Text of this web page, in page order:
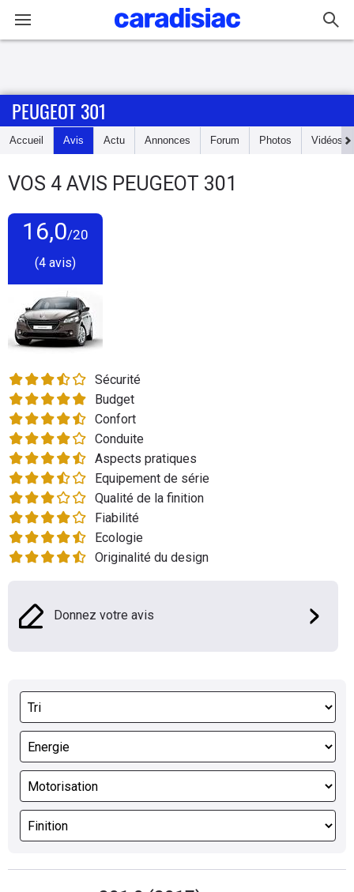
Accueil
Essais
Guide
Electriques
Utilitaires
Flottes
Auto
Services
Forum
Moto
Marques
PEUGEOT 301
Accueil Avis Actu Annonces Forum Photos Vidéos
VOS 4 AVIS PEUGEOT 301
16,0/20
(4 avis)
Sécurité
Budget
Confort
Conduite
Aspects pratiques
Equipement de série
Qualité de la finition
Fiabilité
Ecologie
Originalité du design
Donnez votre avis